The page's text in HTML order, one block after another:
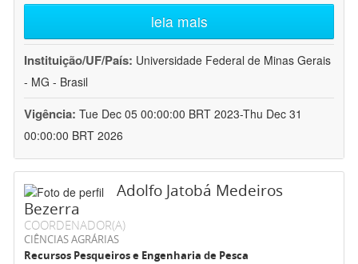
leia mais
Instituição/UF/País: Universidade Federal de Minas Gerais
- MG - Brasil
Vigência: Tue Dec 05 00:00:00 BRT 2023-Thu Dec 31
00:00:00 BRT 2026
Adolfo Jatobá Medeiros
Bezerra
COORDENADOR(A)
CIÊNCIAS AGRÁRIAS
Recursos Pesqueiros e Engenharia de Pesca